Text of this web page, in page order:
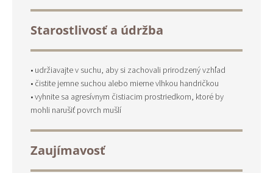
Starostlivosť a údržba
• udržiavajte v suchu, aby si zachovali prirodzený vzhľad
• čistite jemne suchou alebo mierne vlhkou handričkou
• vyhnite sa agresívnym čistiacim prostriedkom, ktoré by
mohli narušiť povrch mušlí
Zaujímavosť